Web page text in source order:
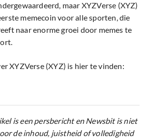
maar XYZVerse (XYZ)
memecoin voor alle sporten, die
naar enorme groei door memes te
XYZVerse (XYZ) is hier te vinden:
is een persbericht en Newsbit is niet
de inhoud, juistheid of volledigheid